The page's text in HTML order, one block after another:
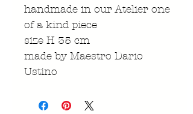
handmade in our Atelier one
of a kind piece
size H 35 cm
made by Maestro Dario
Ustino